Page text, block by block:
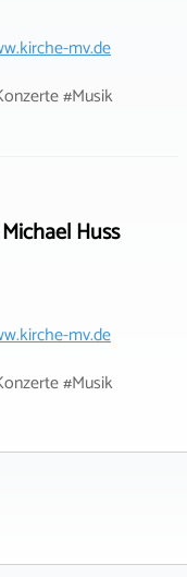
mv.de
#Musik
Huss
mv.de
#Musik